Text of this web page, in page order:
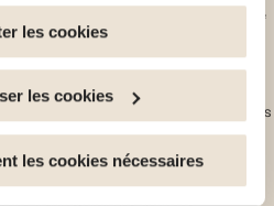
Notez que si vous
ici, il se peut que
parties de ce site Web ne
D'autres sont
les cookies
les cookies
les cookies nécessaires
fins d’utilisation commerciale est fondée
personnelles en dehors de l’Union
avant de les transférer, que les entités
un niveau de protection adéquat,